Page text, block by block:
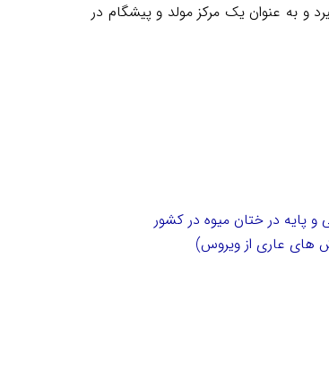
و به عنوان یک مرکز مولد و پیشگام در
و پایه در ختان میوه در کشور
های عاری از ویروس)